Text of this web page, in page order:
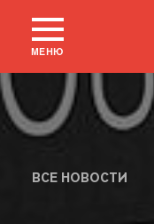
МЕНЮ
ВСЕ НОВОСТИ